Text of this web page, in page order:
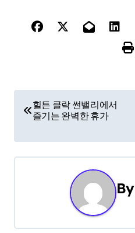
s
a
힐튼 클락 썬밸리에서
즐기는 완벽한 휴가
By